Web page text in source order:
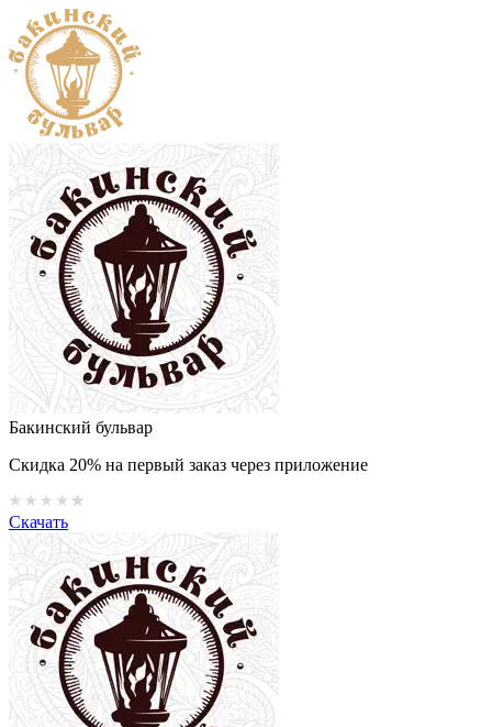
Бакинский бульвар
Скидка 20% на первый заказ через приложение
Скачать